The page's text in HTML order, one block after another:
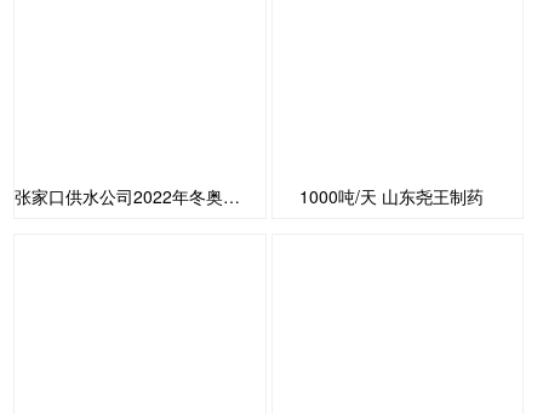
张家口供水公司2022年冬奥会供水 1000吨/天 山东尧王制药